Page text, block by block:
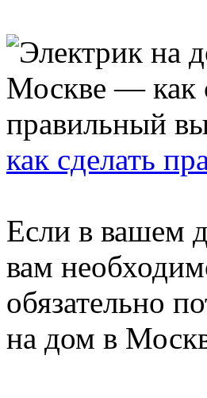
как сделать
Если в вашем
вам
обязательно
на дом в